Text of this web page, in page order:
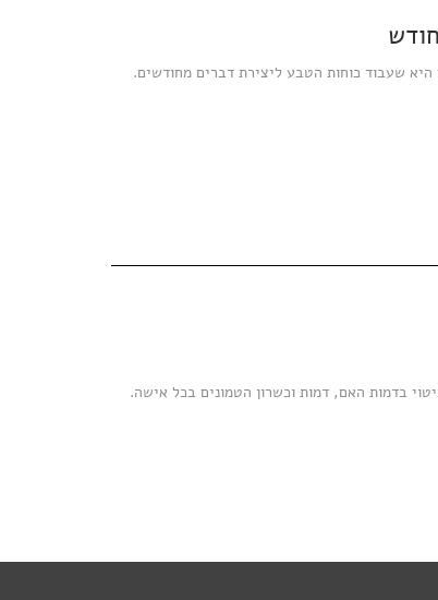
שעבוד כוחות הטבע ליצירת דברים מחודשים.
בדמות האם, דמות וכשרון הטמונים בכל אישה.